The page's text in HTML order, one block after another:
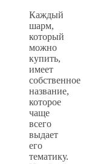
Каждый
шарм,
который
можно
купить,
имеет
собственное
название,
которое
чаще
всего
выдает
его
тематику.